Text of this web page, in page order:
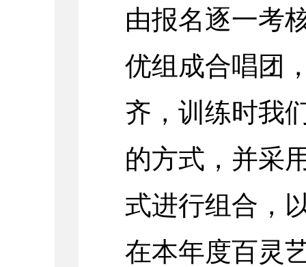
由报名逐一考
优组成合唱团
齐，训练时我
的方式，并采
式进行组合，
在本年度百灵